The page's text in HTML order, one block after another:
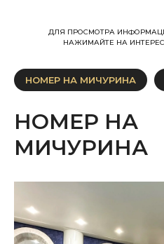
ДЛЯ ПРОСМОТРА
НАЖИМАЙТЕ НА
НОМЕР НА МИЧУРИНА
НОМЕР НА
МИЧУРИНА